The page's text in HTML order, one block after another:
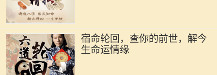
宿命轮回，查你的前世，解今
生命运情缘